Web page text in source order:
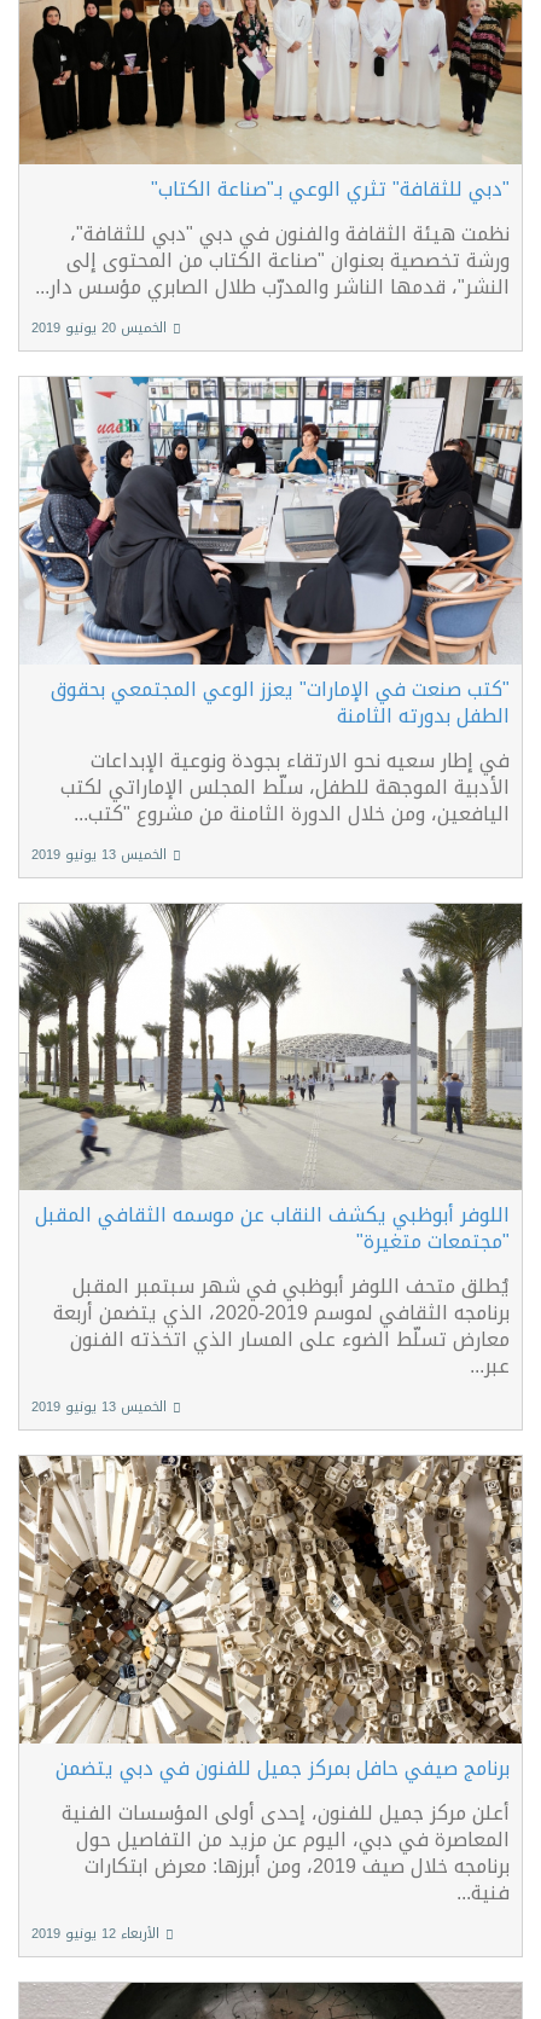
"دبي للثقافة" تثري الوعي بـ"صناعة الكتاب"
نظمت هيئة الثقافة والفنون في دبي "دبي للثقافة"،
ورشة تخصصية بعنوان "صناعة الكتاب من المحتوى إلى
النشر"، قدمها الناشر والمدرّب طلال الصابري مؤسس دار...
الخميس 20 يونيو 2019
"كتب صنعت في الإمارات" يعزز الوعي المجتمعي بحقوق
الطفل بدورته الثامنة
في إطار سعيه نحو الارتقاء بجودة ونوعية الإبداعات
الأدبية الموجهة للطفل، سلّط المجلس الإماراتي لكتب
اليافعين، ومن خلال الدورة الثامنة من مشروع "كتب...
الخميس 13 يونيو 2019
اللوفر أبوظبي يكشف النقاب عن موسمه الثقافي المقبل
"مجتمعات متغيرة"
يُطلق متحف اللوفر أبوظبي في شهر سبتمبر المقبل
برنامجه الثقافي لموسم 2019-2020، الذي يتضمن أربعة
معارض تسلّط الضوء على المسار الذي اتخذته الفنون
عبر...
الخميس 13 يونيو 2019
برنامج صيفي حافل بمركز جميل للفنون في دبي يتضمن
أعلن مركز جميل للفنون، إحدى أولى المؤسسات الفنية
المعاصرة في دبي، اليوم عن مزيد من التفاصيل حول
برنامجه خلال صيف 2019، ومن أبرزها: معرض ابتكارات
فنية...
الأربعاء 12 يونيو 2019